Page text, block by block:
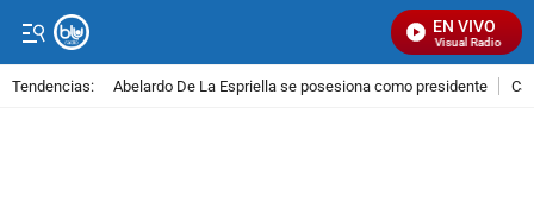
EN VIVO
Señal Visual Radio
Tendencias: Abelardo De La Espriella se posesiona como presidente